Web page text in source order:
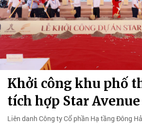
Khởi công khu phố
tích hợp Star Avenue
Liên danh Công ty Cổ phần Hạ tầng Đông